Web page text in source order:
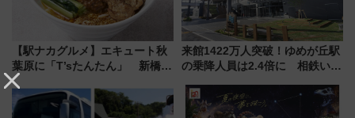
【駅ナカグルメ】エキュート秋
葉原に「T’sたんたん」 新橋に
551蓬莱のDNAを継ぐ「東京豚
饅」、オムライス専門店「肉と
たまご」新グルメ続々登場！
来館1422万人突破！ゆめが丘駅
の乗降人員は2.4倍に 相鉄いず
年祭にそうにゃん＆DB.スター
マンが登場